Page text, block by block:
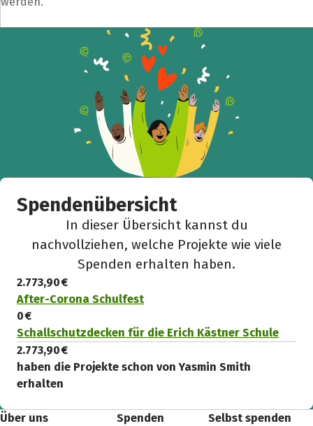
Spendenübersicht
In dieser Übersicht kannst du
nachvollziehen, welche Projekte wie viele
Spenden erhalten haben.
2.773,90 €
After-Corona Schulfest
0 €
Schallschutzdecken für die Erich Kästner Schule
2.773,90 €
haben die Projekte schon von Yasmin Smith
erhalten
Über uns
Spenden
Selbst spenden